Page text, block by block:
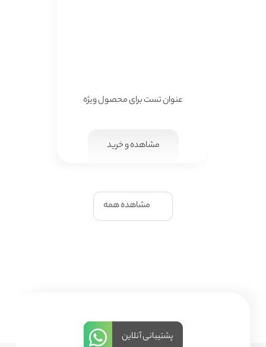
عنوان تست برای محصول ویژه
مشاهده و خرید
مشاهده همه
پشتیبانی آنلاین